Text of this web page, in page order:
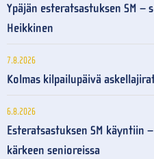
Ypäjän esteratsastuksen SM –
Heikkinen
7.8.2026
Kolmas kilpailupäivä
6.8.2026
Esteratsastuksen SM käyntiin
kärkeen senioreissa